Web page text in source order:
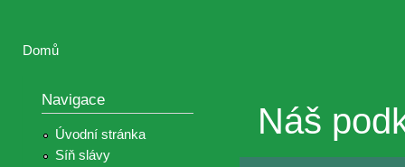
Domů
Navigace
Úvodní stránka
Síň slávy
Náš